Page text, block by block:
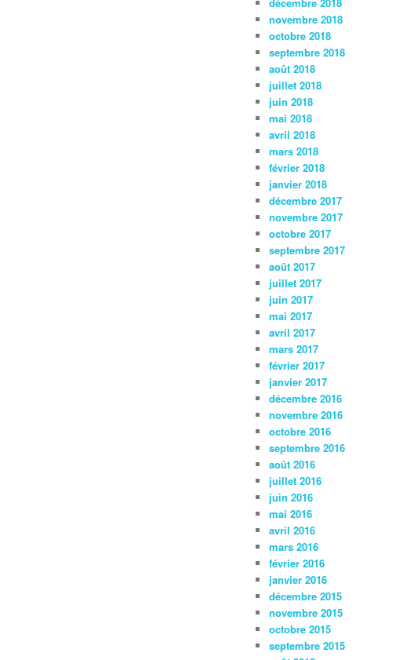
décembre 2018
novembre 2018
octobre 2018
septembre 2018
août 2018
juillet 2018
juin 2018
mai 2018
avril 2018
mars 2018
février 2018
janvier 2018
décembre 2017
novembre 2017
octobre 2017
septembre 2017
août 2017
juillet 2017
juin 2017
mai 2017
avril 2017
mars 2017
février 2017
janvier 2017
décembre 2016
novembre 2016
octobre 2016
septembre 2016
août 2016
juillet 2016
juin 2016
mai 2016
avril 2016
mars 2016
février 2016
janvier 2016
décembre 2015
novembre 2015
octobre 2015
septembre 2015